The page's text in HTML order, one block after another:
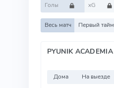
Голы xG
Весь матч Первый тайм
PYUNIK ACADEMIA
Дома На выезде